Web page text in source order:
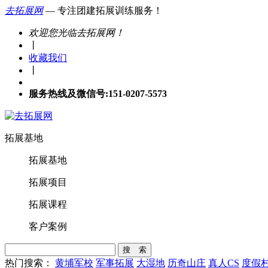
去拓展网— 专注团建拓展训练服务！
欢迎您光临去拓展网！
收藏我们
服务热线及微信号:151-0207-5573
拓展基地
拓展基地
拓展项目
拓展课程
客户案例
搜 索
热门搜索： 黄埔军校 军事拓展 大湿地 历奇山庄 真人CS 度假